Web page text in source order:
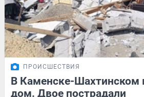
ПРОИСШЕСТВИЯ
В Каменске-Шахтинском
дом. Двое пострадали